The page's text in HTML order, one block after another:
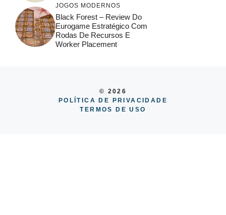
JOGOS MODERNOS
Black Forest – Review Do
Eurogame Estratégico Com
Rodas De Recursos E
Worker Placement
© 2026
POLÍTICA DE PRIVACIDADE
TERMOS DE USO